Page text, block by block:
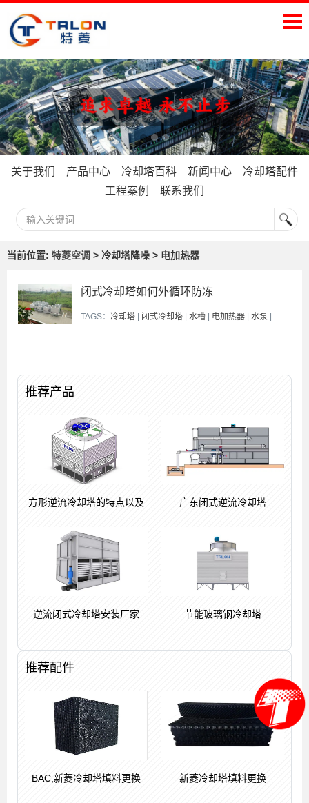
关于我们 产品中心 冷却塔百科 新闻中心
冷却塔配件
工程案例
联系我们
当前位置: 特菱空调 > 冷却塔降噪 > 电加热器
闭式冷却塔如何外循环防冻
TAGS： 冷却塔 | 闭式冷却塔 | 水槽 | 电加热器 | 水泵 |
推荐产品
方形逆流冷却塔的特点以及 广东闭式逆流冷却塔
逆流闭式冷却塔安装厂家 节能玻璃钢冷却塔
推荐配件
BAC,新菱冷却塔填料更换 新菱冷却塔填料更换